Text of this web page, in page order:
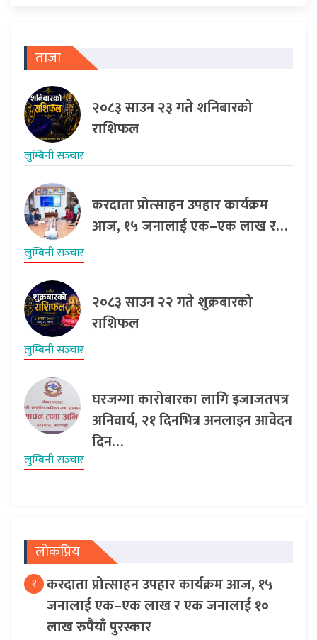
ताजा
२०८३ साउन २३ गते शनिबारको
राशिफल
लुम्बिनी सञ्‍चार
करदाता प्रोत्साहन उपहार कार्यक्रम
आज, १५ जनालाई एक–एक लाख र…
लुम्बिनी सञ्‍चार
२०८३ साउन २२ गते शुक्रबारको
राशिफल
लुम्बिनी सञ्‍चार
घरजग्गा कारोबारका लागि इजाजतपत्र
अनिवार्य, २१ दिनभित्र अनलाइन आवेदन
दिन…
लुम्बिनी सञ्‍चार
लोकप्रिय
१ करदाता प्रोत्साहन उपहार कार्यक्रम आज, १५
जनालाई एक–एक लाख र एक जनालाई १०
लाख रुपैयाँ पुरस्कार